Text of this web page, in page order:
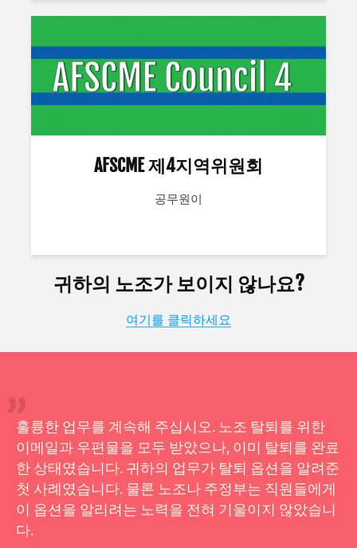
AFSCME 제4지역위원회
공무원이
귀하의 노조가 보이지 않나요?
여기를 클릭하세요
훌륭한 업무를 계속해 주십시오. 노조 탈퇴를 위한
이메일과 우편물을 모두 받았으나, 이미 탈퇴를 완료
한 상태였습니다. 귀하의 업무가 탈퇴 옵션을 알려준
첫 사례였습니다. 물론 노조나 주정부는 직원들에게
이 옵션을 알리려는 노력을 전혀 기울이지 않았습니
다.